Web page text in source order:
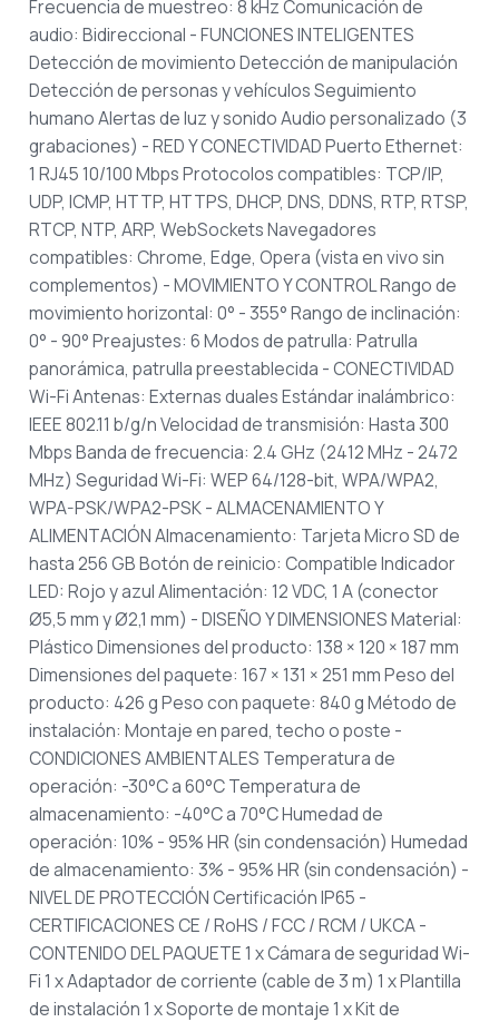
Frecuencia de muestreo: 8 kHzComunicación de
audio: Bidireccional - FUNCIONES INTELIGENTES
Detección de movimientoDetección de manipulación
Detección de personas y vehículosSeguimiento
humanoAlertas de luz y sonidoAudio personalizado (3
grabaciones) - RED Y CONECTIVIDADPuerto Ethernet:
1 RJ45 10/100 MbpsProtocolos compatibles: TCP/IP,
UDP, ICMP, HTTP, HTTPS, DHCP, DNS, DDNS, RTP, RTSP,
RTCP, NTP, ARP, WebSocketsNavegadores
compatibles: Chrome, Edge, Opera (vista en vivo sin
complementos) - MOVIMIENTO Y CONTROLRango de
movimiento horizontal: 0° - 355°Rango de inclinación:
0° - 90°Preajustes: 6Modos de patrulla: Patrulla
panorámica, patrulla preestablecida - CONECTIVIDAD
Wi-FiAntenas: Externas dualesEstándar inalámbrico:
IEEE 802.11 b/g/nVelocidad de transmisión: Hasta 300
MbpsBanda de frecuencia: 2.4 GHz (2412 MHz - 2472
MHz) Seguridad Wi-Fi: WEP 64/128-bit, WPA/WPA2,
WPA-PSK/WPA2-PSK- ALMACENAMIENTO Y
ALIMENTACIÓNAlmacenamiento: Tarjeta Micro SD de
hasta 256 GBBotón de reinicio: CompatibleIndicador
LED: Rojo y azulAlimentación: 12 VDC, 1 A (conector
Ø5,5 mm y Ø2,1 mm) - DISEÑO Y DIMENSIONESMaterial:
PlásticoDimensiones del producto: 138 × 120 × 187 mm
Dimensiones del paquete: 167 × 131 × 251 mmPeso del
producto: 426 gPeso con paquete: 840 gMétodo de
instalación: Montaje en pared, techo o poste -
CONDICIONES AMBIENTALES Temperatura de
operación: -30°C a 60°CTemperatura de
almacenamiento: -40°C a 70°CHumedad de
operación: 10% - 95% HR (sin condensación) Humedad
de almacenamiento: 3% - 95% HR (sin condensación) -
NIVEL DE PROTECCIÓNCertificación IP65 -
CERTIFICACIONESCE / RoHS / FCC / RCM / UKCA-
CONTENIDO DEL PAQUETE 1 x Cámara de seguridad Wi-
Fi 1 x Adaptador de corriente (cable de 3 m) 1 x Plantilla
de instalación 1 x Soporte de montaje 1 x Kit de